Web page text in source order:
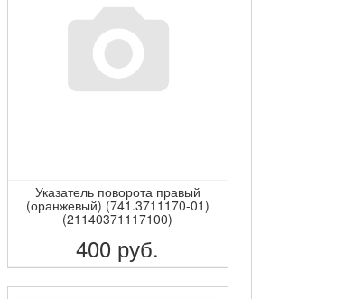
Указатель поворота правый
(оранжевый) (741.3711170-01)
(21140371117100)
400 руб.
ПОДРОБНЕЕ